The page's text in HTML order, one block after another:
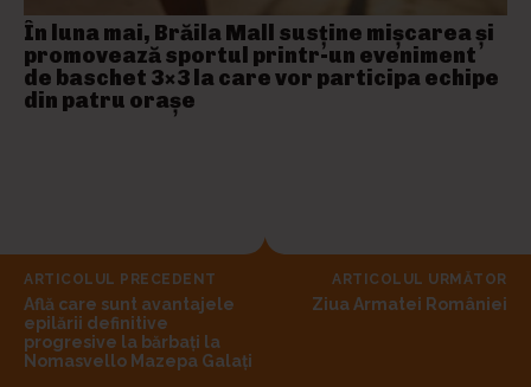
În luna mai, Brăila Mall susține mişcarea și
promovează sportul printr-un eveniment
de baschet 3×3 la care vor participa echipe
din patru orașe
ARTICOLUL PRECEDENT
Află care sunt avantajele
epilării definitive
progresive la bărbaţi la
Nomasvello Mazepa Galați
ARTICOLUL URMĂTOR
Ziua Armatei României